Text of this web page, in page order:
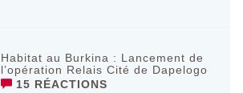
Habitat au Burkina : Lancement de
l’opération Relais Cité de Dapelogo
15 RÉACTIONS